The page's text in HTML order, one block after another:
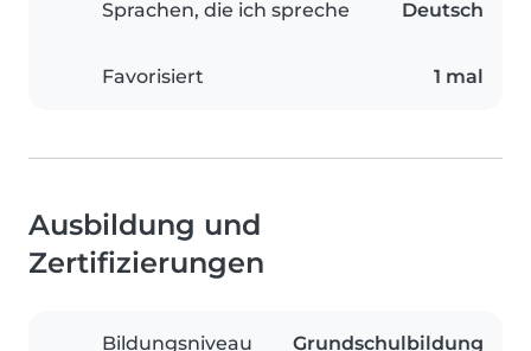
Sprachen, die ich spreche Deutsch
Favorisiert 1 mal
Ausbildung und
Zertifizierungen
Bildungsniveau Grundschulbildung